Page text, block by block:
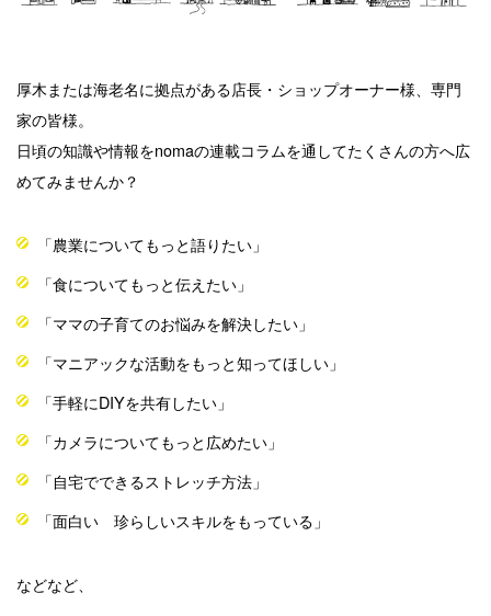
厚木または海老名に拠点がある店長・ショップオーナー様、専門
家の皆様。
日頃の知識や情報をnomaの連載コラムを通してたくさんの方へ広
めてみませんか？
「農業についてもっと語りたい」
「食についてもっと伝えたい」
「ママの子育てのお悩みを解決したい」
「マニアックな活動をもっと知ってほしい」
「手軽にDIYを共有したい」
「カメラについてもっと広めたい」
「自宅でできるストレッチ方法」
「面白い 珍らしいスキルをもっている 」
などなど、